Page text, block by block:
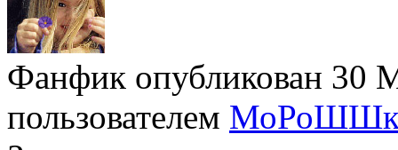
Фанфик опубликован 30
пользователем